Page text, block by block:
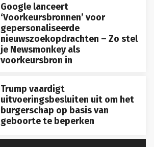
Google lanceert
‘Voorkeursbronnen’ voor
gepersonaliseerde
nieuwszoekopdrachten – Zo stel
je Newsmonkey als
voorkeursbron in
Trump vaardigt
uitvoeringsbesluiten uit om het
burgerschap op basis van
geboorte te beperken